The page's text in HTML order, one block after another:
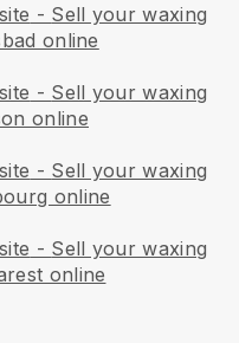
- Sell your waxing
online
- Sell your waxing
online
- Sell your waxing
online
- Sell your waxing
online